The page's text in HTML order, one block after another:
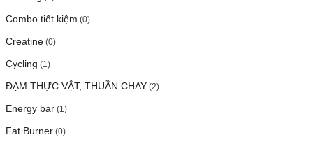
Combo tiết kiệm (0)
Creatine (0)
Cycling (1)
ĐẠM THỰC VẬT, THUẦN CHAY (2)
Energy bar (1)
Fat Burner (0)